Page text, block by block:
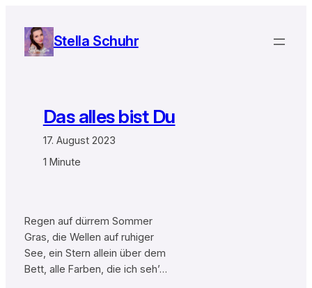
Inhalt
springen
Stella Schuhr
Das alles bist Du
17. August 2023
1 Minute
Regen auf dürrem Sommer
Gras, die Wellen auf ruhiger
See, ein Stern allein über dem
Bett, alle Farben, die ich seh’…